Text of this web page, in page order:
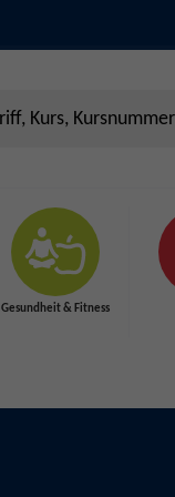
Gesundheit & Fitness